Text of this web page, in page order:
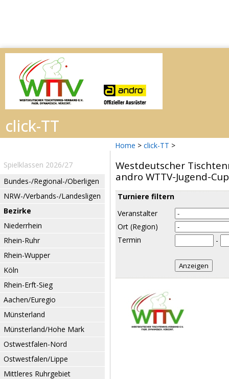
Home > click-TT >
Spielklassen 2026/27
Bundes-/Regional-/Oberligen
NRW-/Verbands-/Landesligen
Bezirke
Niederrhein
Rhein-Ruhr
Rhein-Wupper
Köln
Rhein-Erft-Sieg
Aachen/Euregio
Münsterland
Münsterland/Hohe Mark
Ostwestfalen-Nord
Ostwestfalen/Lippe
Mittleres Ruhrgebiet
Westdeutscher
andro WTTV-Jugend-
Turniere filtern
Veranstalter
Ort (Region)
Termin
-